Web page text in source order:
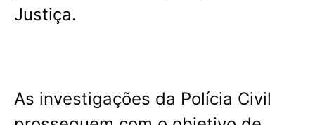
Justiça.
As investigações da Polícia Civil